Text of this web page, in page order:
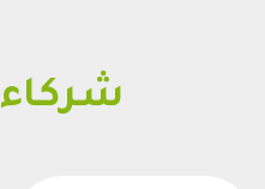
شركاء